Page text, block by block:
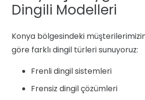
Dingili Modelleri
Konya bölgesindeki
göre farklı dingil türleri sunuyoruz:
Frenli dingil sistemleri
Frensiz dingil çözümleri